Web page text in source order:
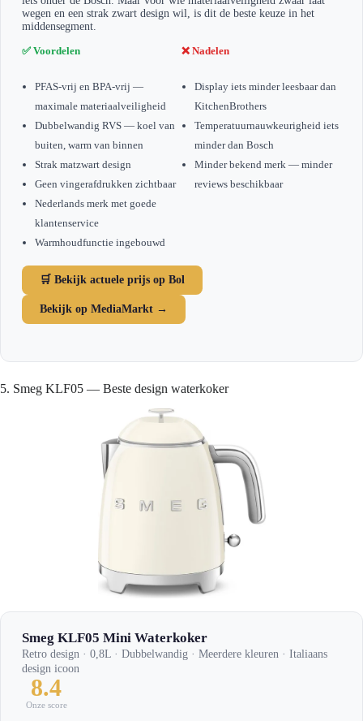
wegen en een strak zwart design wil, is dit de beste keuze in het
middensegment.
✅ Voordelen
PFAS-vrij en BPA-vrij —
maximale materiaalveiligheid
Dubbelwandig RVS — koel van
buiten, warm van binnen
Strak matzwart design
Geen vingerafdrukken zichtbaar
Nederlands merk met goede
klantenservice
Warmhoudfunctie ingebouwd
❌ Nadelen
Display iets minder leesbaar dan
KitchenBrothers
Temperatuurnauwkeurigheid iets
minder dan Bosch
Minder bekend merk — minder
reviews beschikbaar
🛒 Bekijk actuele prijs op Bol
Bekijk op MediaMarkt →
5. Smeg KLF05 — Beste design waterkoker
Smeg KLF05 Mini Waterkoker
Retro design · 0,8L · Dubbelwandig · Meerdere kleuren · Italiaans
design icoon
8.4
Onze score